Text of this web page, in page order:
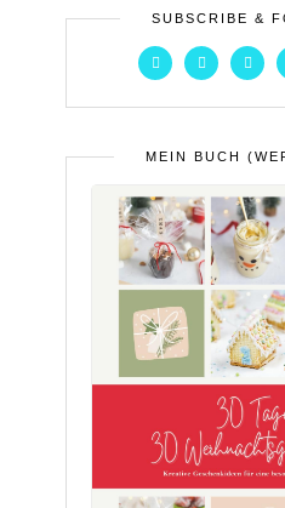
SUBSCRIBE &
MEIN BUCH